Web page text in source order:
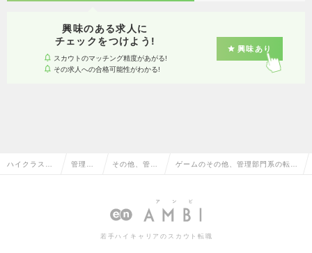
興味のある求人に
チェックをつけよう!
スカウトのマッチング精度があがる!
その求人への合格可能性がわかる!
興味あり
ハイクラス求 管理部 その他、管理 ゲームのその他、管理部門系の転
若手ハイキャリアのスカウト転職